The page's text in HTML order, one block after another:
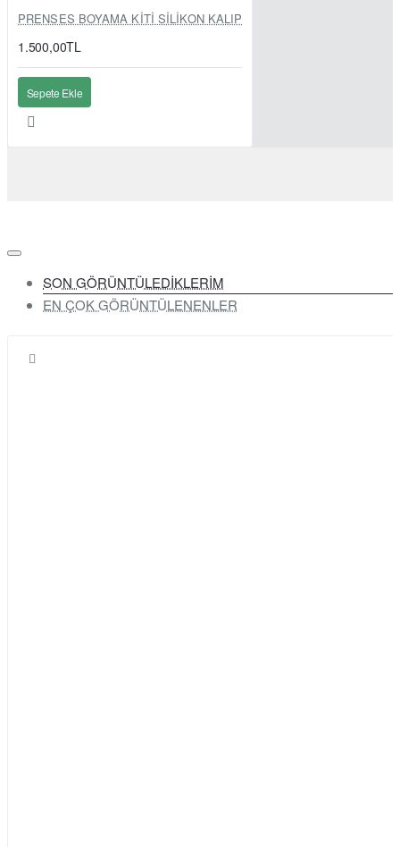
PRENSES BOYAMA KİTİ SİLİKON KALIP
1.500,00TL
Sepete Ekle
SON GÖRÜNTÜLEDİKLERİM
EN ÇOK GÖRÜNTÜLENENLER